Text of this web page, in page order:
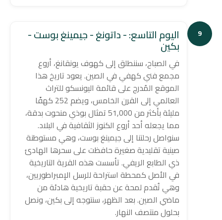
9 اليوم التاسع: - داتونغ - جيمينغ بوست -
بكين
في الصباح، سننطلق إلى كهوف يونقانغ، أروع
مجمع فني كهفي في الصين. يعود تاريخ هذا
الموقع المُدرج على قائمة اليونسكو للتراث
العالمي إلى القرن الخامس، ويضم 252 كهفًا
مليئة بأكثر من 51,000 تمثال بوذي منحوت بدقة،
مما يجعله أحد أروع الكنوز الثقافية في البلاد.
سنواصل رحلتنا إلى جيمينغ بوست، وهي مستوطنة
صينية تقليدية صغيرة حافظت على سحرها الهادئ
ذي الطابع الريفي. تأسست هذه القرية التاريخية
في الأصل كمحطة استراحة للرسل الإمبراطوريين،
وهي تُقدم لمحة عن حقبة تاريخية هادئة من
ماضي الصين. بعد الظهر، سنتوجه إلى بكين، ونصل
بحلول منتصف النهار.